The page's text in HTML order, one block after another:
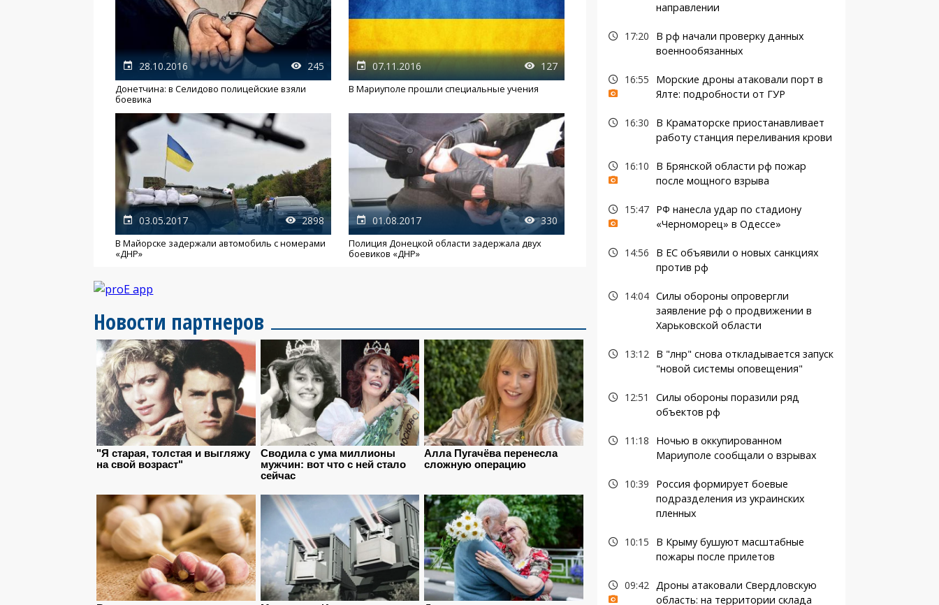
28.10.2016 245
Донетчина: в Селидово полицейские взяли
боевика
07.11.2016 127
В Мариуполе прошли специальные учения
03.05.2017 2898
В Майорске задержали автомобиль с номерами
«ДНР»
01.08.2017 330
Полиция Донецкой области задержала двух
боевиков «ДНР»
Новости партнеров
направлении
17:20
В рф начали проверку данных
военнообязанных
16:55
Морские дроны атаковали порт в
Ялте: подробности от ГУР
16:30
В Краматорске приостанавливает
работу станция переливания крови
16:10
В Брянской области рф пожар
после мощного взрыва
15:47
РФ нанесла удар по стадиону
«Черноморец» в Одессе»
14:56
В ЕС объявили о новых санкциях
против рф
14:04 Силы обороны опровергли
заявление рф о продвижении в
Харьковской области
13:12
В "лнр" снова откладывается запуск
"новой системы оповещения"
12:51
Силы обороны поразили ряд
объектов рф
11:18
Ночью в оккупированном
Мариуполе сообщали о взрывах
10:39
Россия формирует боевые
подразделения из украинских
пленных
10:15
В Крыму бушуют масштабные
пожары после прилетов
09:42 Дроны атаковали Свердловскую
область: на территории склада